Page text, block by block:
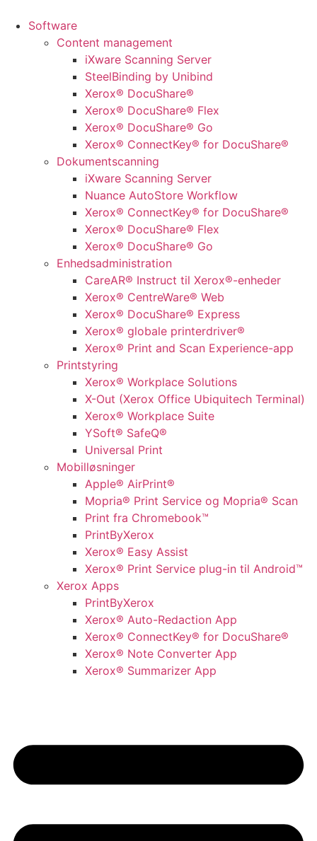
Software
Content management
iXware Scanning Server
SteelBinding by Unibind
Xerox® DocuShare®
Xerox® DocuShare® Flex
Xerox® DocuShare® Go
Xerox® ConnectKey® for DocuShare®
Dokumentscanning
iXware Scanning Server
Nuance AutoStore Workflow
Xerox® ConnectKey® for DocuShare®
Xerox® DocuShare® Flex
Xerox® DocuShare® Go
Enhedsadministration
CareAR® Instruct til Xerox®-enheder
Xerox® CentreWare® Web
Xerox® DocuShare® Express
Xerox® globale printerdriver®
Xerox® Print and Scan Experience-app
Printstyring
Xerox® Workplace Solutions
X-Out (Xerox Office Ubiquitech Terminal)
Xerox® Workplace Suite
YSoft® SafeQ®
Universal Print
Mobilløsninger
Apple® AirPrint®
Mopria® Print Service og Mopria® Scan
Print fra Chromebook™
PrintByXerox
Xerox® Easy Assist
Xerox® Print Service plug-in til Android™
Xerox Apps
PrintByXerox
Xerox® Auto-Redaction App
Xerox® ConnectKey® for DocuShare®
Xerox® Note Converter App
Xerox® Summarizer App